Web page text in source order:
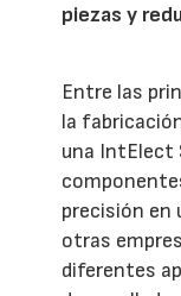
piezas y
Entre las
la
una IntElect
precisión en
otras
diferentes